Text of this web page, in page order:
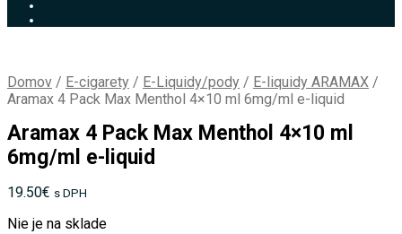
Domov / E-cigarety / E-Liquidy/pody / E-liquidy ARAMAX /
Aramax 4 Pack Max Menthol 4×10 ml 6mg/ml e-liquid
Aramax 4 Pack Max Menthol 4×10 ml
6mg/ml e-liquid
19.50€ s DPH
Nie je na sklade